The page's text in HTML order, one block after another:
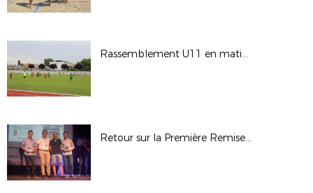
Rassemblement U11 en matinée des finales régionales Maine
Retour sur la Première Remise des Trophées 100 % Pays de la Loire